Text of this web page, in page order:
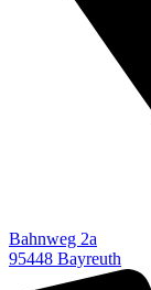
Bahnweg 2a
95448 Bayreuth